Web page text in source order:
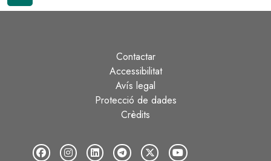
Contactar
Accessibilitat
Avís legal
Protecció de dades
Crèdits